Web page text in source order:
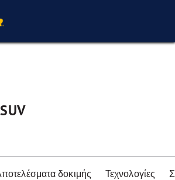
δοκιμής Τεχνολογίες